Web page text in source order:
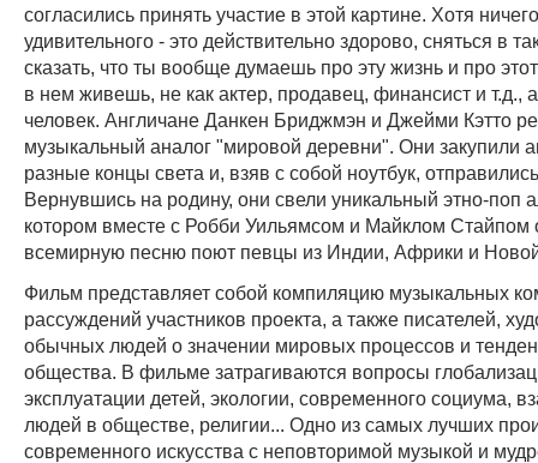
согласились принять участие в этой картине. Хотя ничего
удивительного - это действительно здорово, сняться в
сказать, что ты вообще думаешь про эту жизнь и про
в нем живешь, не как актер, продавец, финансист и т.д.,
человек. Англичане Данкен Бриджмэн и Джейми Кэтто
музыкальный аналог "мировой деревни". Они закупили
разные концы света и, взяв с собой ноутбук,
Вернувшись на родину, они свели уникальный этно-поп
котором вместе с Робби Уильямсом и Майклом Стайпом
всемирную песню поют певцы из Индии, Африки и
Фильм представляет собой компиляцию музыкальных
рассуждений участников проекта, а также писателей,
обычных людей о значении мировых процессов и
общества. В фильме затрагиваются вопросы
эксплуатации детей, экологии, современного социума,
людей в обществе, религии... Одно из самых лучших
современного искусства с неповторимой музыкой и